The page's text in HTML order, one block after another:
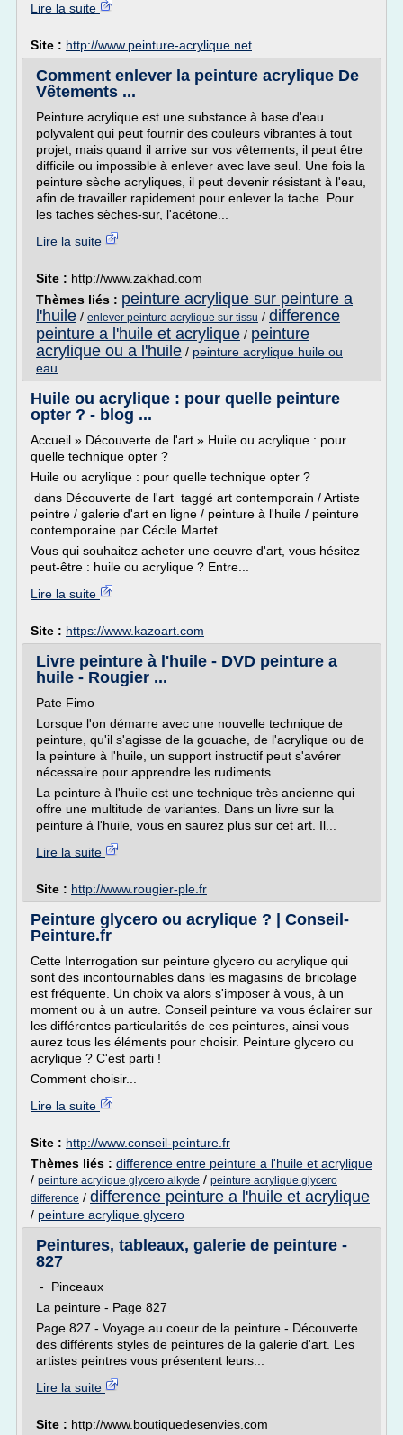
Lire la suite
Site : http://www.peinture-acrylique.net
Comment enlever la peinture acrylique De
Vêtements ...
Peinture acrylique est une substance à base d'eau
polyvalent qui peut fournir des couleurs vibrantes à tout
projet, mais quand il arrive sur vos vêtements, il peut être
difficile ou impossible à enlever avec lave seul. Une fois la
peinture sèche acryliques, il peut devenir résistant à l'eau,
afin de travailler rapidement pour enlever la tache. Pour
les taches sèches-sur, l'acétone...
Lire la suite
Site : http://www.zakhad.com
Thèmes liés : peinture acrylique sur peinture a
l'huile / enlever peinture acrylique sur tissu / difference
peinture a l'huile et acrylique / peinture
acrylique ou a l'huile / peinture acrylique huile ou
eau
Huile ou acrylique : pour quelle peinture
opter ? - blog ...
Accueil » Découverte de l'art » Huile ou acrylique : pour
quelle technique opter ?
Huile ou acrylique : pour quelle technique opter ?
dans Découverte de l'art taggé art contemporain / Artiste
peintre / galerie d'art en ligne / peinture à l'huile / peinture
contemporaine par Cécile Martet
Vous qui souhaitez acheter une oeuvre d'art, vous hésitez
peut-être : huile ou acrylique ? Entre...
Lire la suite
Site : https://www.kazoart.com
Livre peinture à l'huile - DVD peinture a
huile - Rougier ...
Pate Fimo
Lorsque l'on démarre avec une nouvelle technique de
peinture, qu'il s'agisse de la gouache, de l'acrylique ou de
la peinture à l'huile, un support instructif peut s'avérer
nécessaire pour apprendre les rudiments.
La peinture à l'huile est une technique très ancienne qui
offre une multitude de variantes. Dans un livre sur la
peinture à l'huile, vous en saurez plus sur cet art. Il...
Lire la suite
Site : http://www.rougier-ple.fr
Peinture glycero ou acrylique ? | Conseil-
Peinture.fr
Cette Interrogation sur peinture glycero ou acrylique qui
sont des incontournables dans les magasins de bricolage
est fréquente. Un choix va alors s'imposer à vous, à un
moment ou à un autre. Conseil peinture va vous éclairer sur
les différentes particularités de ces peintures, ainsi vous
aurez tous les éléments pour choisir. Peinture glycero ou
acrylique ? C'est parti !
Comment choisir...
Lire la suite
Site : http://www.conseil-peinture.fr
Thèmes liés : difference entre peinture a l'huile et acrylique
/ peinture acrylique glycero alkyde / peinture acrylique glycero
difference / difference peinture a l'huile et acrylique
/ peinture acrylique glycero
Peintures, tableaux, galerie de peinture -
827
- Pinceaux
La peinture - Page 827
Page 827 - Voyage au coeur de la peinture - Découverte
des différents styles de peintures de la galerie d'art. Les
artistes peintres vous présentent leurs...
Lire la suite
Site : http://www.boutiquedesenvies.com